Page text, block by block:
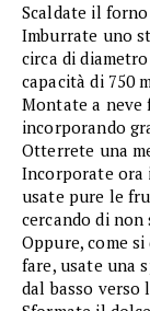
Scaldate il forno
Imburrate uno
circa di
capacità di 750
Montate a neve
incorporando
Otterrete una
Incorporate ora
usate pure le
cercando di
Oppure, come
fare, usate una
dal basso verso